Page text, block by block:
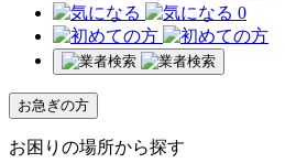
0
お急ぎの方
お困りの場所から探す